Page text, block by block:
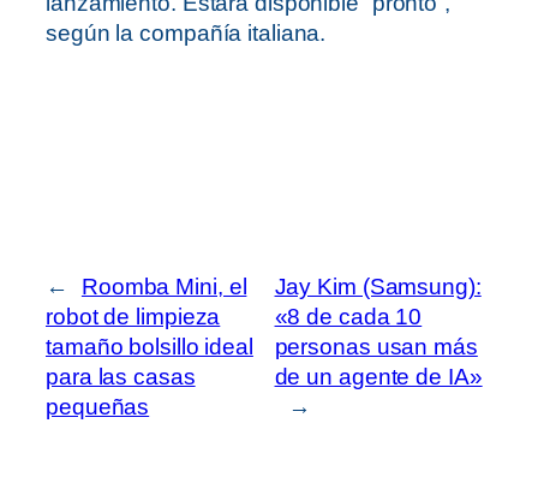
según la compañía italiana.
←
Roomba Mini, el
robot de limpieza
tamaño bolsillo ideal
para las casas
pequeñas
Jay Kim (Samsung):
«8 de cada 10
personas usan más
de un agente de IA»
→